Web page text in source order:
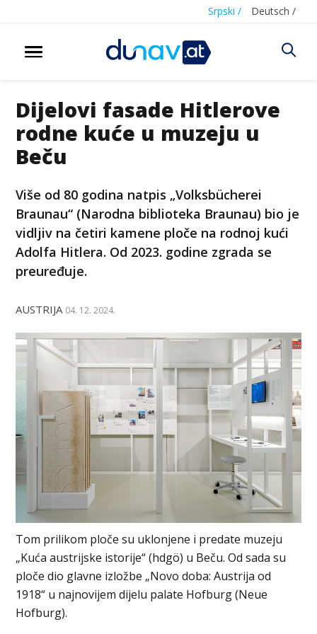
Srpski / Deutsch /
Dijelovi fasade Hitlerove
rodne kuće u muzeju u
Beču
Više od 80 godina natpis „Volksbücherei
Braunau“ (Narodna biblioteka Braunau) bio je
vidljiv na četiri kamene ploče na rodnoj kući
Adolfa Hitlera. Od 2023. godine zgrada se
preuređuje.
AUSTRIJA 04. 12. 2024.
Tom prilikom ploče su uklonjene i predate muzeju
„Kuća austrijske istorije“ (hdgö) u Beču. Od sada su
ploče dio glavne izložbe „Novo doba: Austrija od
1918“ u najnovijem dijelu palate Hofburg (Neue
Hofburg).